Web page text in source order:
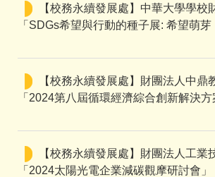
【校務永續發展處】中華大學學校
「SDGs希望與行動的種子展: 希望萌芽
【校務永續發展處】財團法人中鼎
「2024第八屆循環經濟綜合創新解決方
【校務永續發展處】財團法人工業
「2024太陽光電企業減碳觀摩研討會」